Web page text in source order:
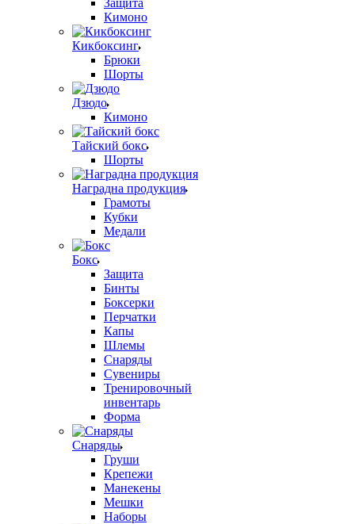
Защита
Кимоно
Кикбоксинг
Брюки
Шорты
Дзюдо
Кимоно
Тайский бокс
Шорты
Наградна продукция
Грамоты
Кубки
Медали
Бокс
Защита
Бинты
Боксерки
Перчатки
Капы
Шлемы
Снаряды
Сувениры
Тренировочный
инвентарь
Форма
Снаряды
Груши
Крепежи
Манекены
Мешки
Наборы